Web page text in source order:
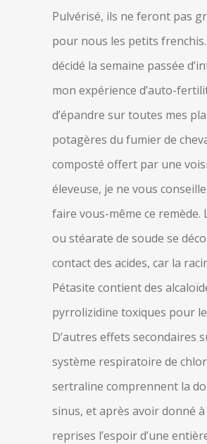
Pulvérisé, ils ne feront pas
pour nous les petits frenchis.
décidé la semaine passée
mon expérience d’auto-
d’épandre sur toutes mes
potagères du fumier de
composté offert par une
éleveuse, je ne vous
faire vous-même ce remède.
ou stéarate de soude se
contact des acides, car la
Pétasite contient des
pyrrolizidine toxiques pour
D’autres effets secondaires
système respiratoire de
sertraline comprennent la
sinus, et après avoir donné
reprises l’espoir d’une